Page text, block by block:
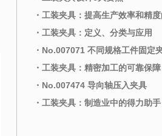
・工装夹具：定义、分类与应用
・No.007071 不同规格工件固定
・工装夹具：精密加工的可靠保障
・No.007474 导向轴压入夹具
・工装夹具：制造业中的得力助手